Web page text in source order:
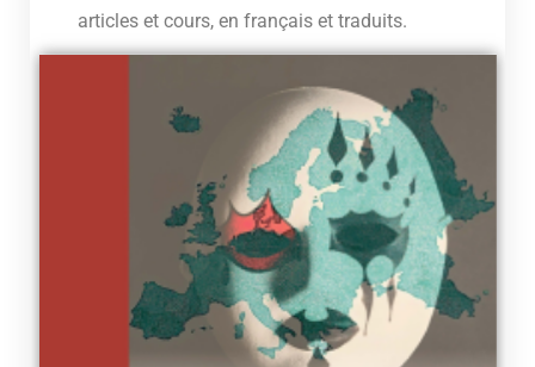
articles et cours, en français et traduits.